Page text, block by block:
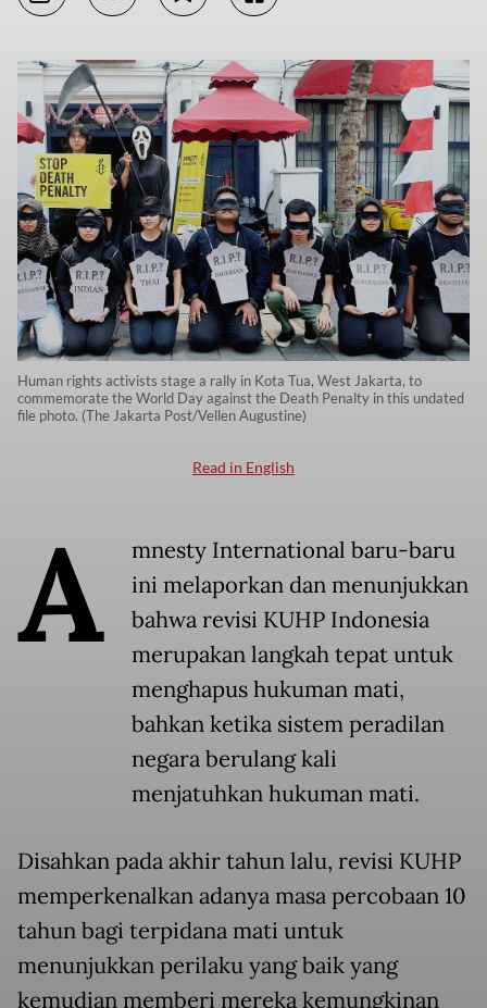
Human rights activists stage a rally in Kota Tua, West Jakarta, to
commemorate the World Day against the Death Penalty in this undated
file photo. (The Jakarta Post/Vellen Augustine)
Read in English
A
mnesty International baru-baru
ini melaporkan dan menunjukkan
bahwa revisi KUHP Indonesia
merupakan langkah tepat untuk
menghapus hukuman mati,
bahkan ketika sistem peradilan
negara berulang kali
menjatuhkan hukuman mati.
Disahkan pada akhir tahun lalu, revisi KUHP
memperkenalkan adanya masa percobaan 10
tahun bagi terpidana mati untuk
menunjukkan perilaku yang baik yang
kemudian memberi mereka kemungkinan